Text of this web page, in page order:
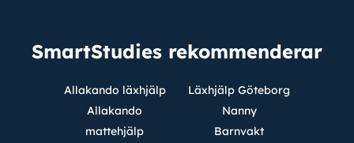
SmartStudies rekommenderar
Allakando läxhjälp
Allakando
mattehjälp
Läxhjälp Göteborg
Nanny
Barnvakt